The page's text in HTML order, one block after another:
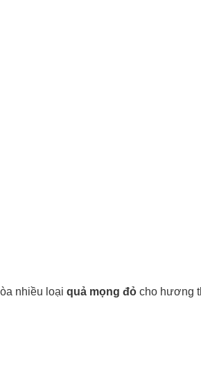
nhiều loại quả mọng đỏcho hương